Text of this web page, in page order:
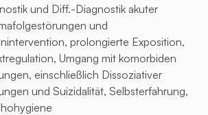
und Diff.-Diagnostik akuter
und
prolongierte Exposition,
Umgang mit komorbiden
einschließlich Dissoziativer
und Suizidalität, Selbsterfahrung,